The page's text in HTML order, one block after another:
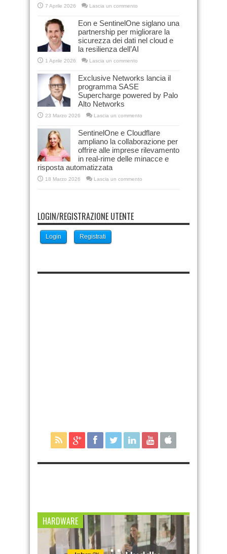
7 Aprile 2026 Lascia un commento
Eon e SentinelOne siglano una
partnership per migliorare la
sicurezza dei dati nel cloud e
la resilienza dell’AI
1 Aprile 2026 Lascia un commento
Exclusive Networks lancia il
programma SASE
Supercharge powered by Palo
Alto Networks
23 Marzo 2026 Lascia un commento
SentinelOne e Cloudflare
ampliano la collaborazione per
offrire alle imprese rilevamento
in real-rime delle minacce e
risposta automatizzata
18 Marzo 2026 Lascia un commento
LOGIN/REGISTRAZIONE UTENTE
Login Registrati
HARDWARE